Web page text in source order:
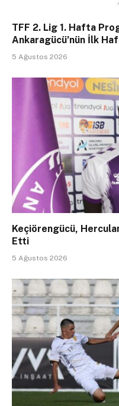
TFF 2. Lig 1. Hafta
Ankaragücü’nün İlk
5 Ağustos 2026
Keçiörengücü,
Etti
5 Ağustos 2026